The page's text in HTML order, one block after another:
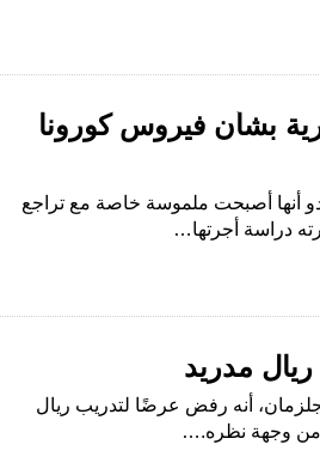
بشأن فيروس كورونا
أنها أصبحت ملموسة خاصة مع تراجع
دراسة أجرتها…
مدريد
أنه رفض عرضًا لتدريب ريال